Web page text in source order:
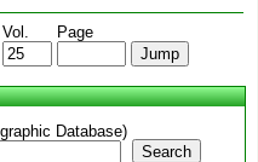
Vol. Page
Database)
Search